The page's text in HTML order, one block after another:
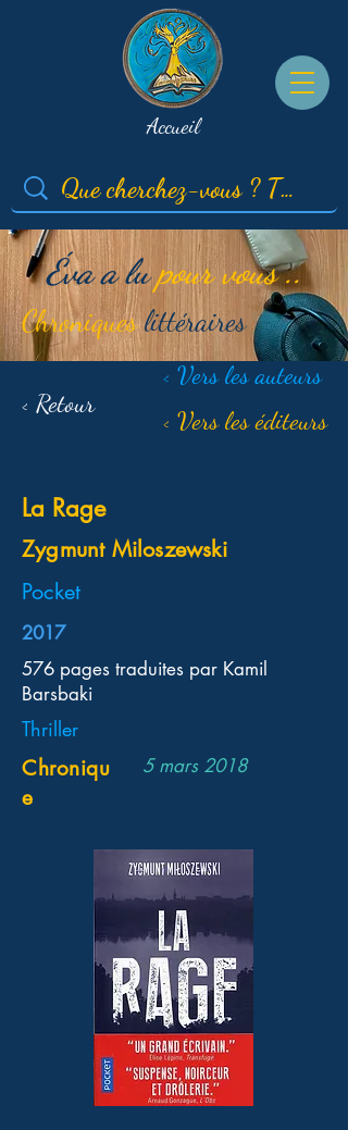
Accueil
Éva a lupour vous ..
Chroniqueslittéraires
< Retour
< Vers les auteurs
< Vers les éditeurs
La Rage
Zygmunt Miloszewski
Pocket
2017
576 pages traduites par Kamil
Barsbaki
Thriller
Chroniqu
e
5 mars 2018